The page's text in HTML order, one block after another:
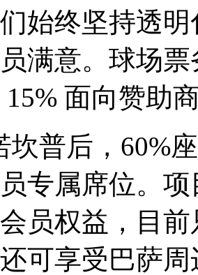
始终坚持透
满意。球场
15% 面向赞助
坎普后，60%
专属席位。
员权益，目
可享受巴萨